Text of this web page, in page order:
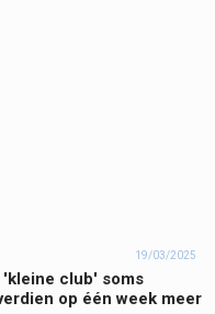
19/03/2025
'kleine club' soms
op één week meer